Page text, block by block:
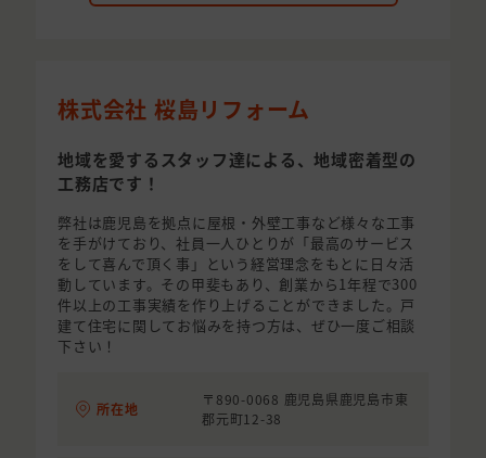
株式会社 桜島リフォーム
地域を愛するスタッフ達による、地域密着型の
工務店です！
弊社は鹿児島を拠点に屋根・外壁工事など様々な工事
を手がけており、社員一人ひとりが「最高のサービス
をして喜んで頂く事」という経営理念をもとに日々活
動しています。その甲斐もあり、創業から1年程で300
件以上の工事実績を作り上げることができました。戸
建て住宅に関してお悩みを持つ方は、ぜひ一度ご相談
下さい！
所在地
〒890-0068 鹿児島県鹿児島市東
郡元町12-38